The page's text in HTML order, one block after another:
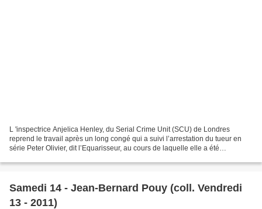
L 'inspectrice Anjelica Henley, du Serial Crime Unit (SCU) de Londres
reprend le travail après un long congé qui a suivi l’arrestation du tueur en
série Peter Olivier, dit l’Equarisseur, au cours de laquelle elle a été
Samedi 14 - Jean-Bernard Pouy (coll. Vendredi
13 - 2011)